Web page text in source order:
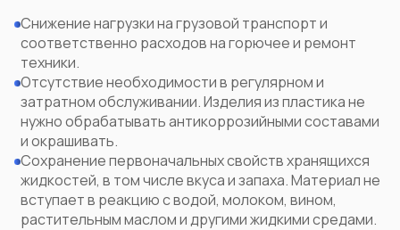
Снижение нагрузки на грузовой транспорт и
соответственно расходов на горючее и ремонт
техники.
Отсутствие необходимости в регулярном и
затратном обслуживании. Изделия из пластика не
нужно обрабатывать антикоррозийными составами
и окрашивать.
Сохранение первоначальных свойств хранящихся
жидкостей, в том числе вкуса и запаха. Материал не
вступает в реакцию с водой, молоком, вином,
растительным маслом и другими жидкими средами.